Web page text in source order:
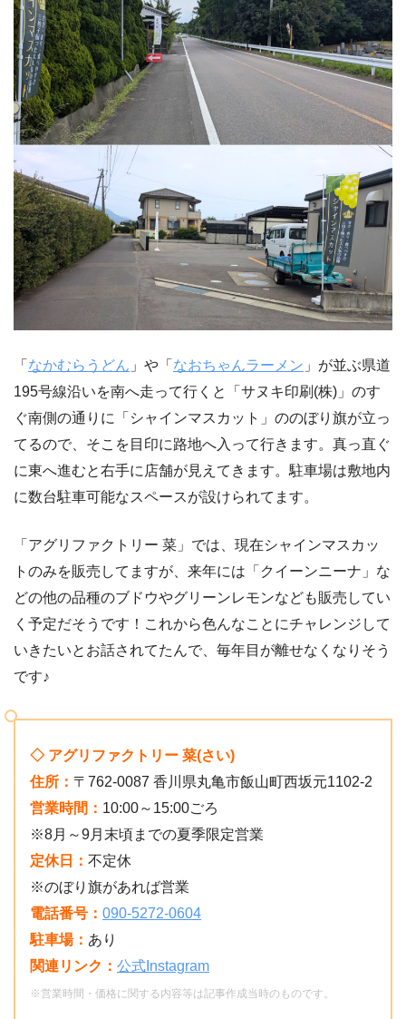
「 なかむらうどん 」や「 なおちゃんラーメン 」が並ぶ県道
195号線沿いを南へ走って行くと「サヌキ印刷(株)」のす
ぐ南側の通りに「シャインマスカット」ののぼり旗が立っ
てるので、そこを目印に路地へ入って行きます。真っ直ぐ
に東へ進むと右手に店舗が見えてきます。駐車場は敷地内
に数台駐車可能なスペースが設けられてます。
「アグリファクトリー 菜」では、現在シャインマスカッ
トのみを販売してますが、来年には「クイーンニーナ」な
どの他の品種のブドウやグリーンレモンなども販売してい
く予定だそうです！これから色んなことにチャレンジして
いきたいとお話されてたんで、毎年目が離せなくなりそう
です♪
◇ アグリファクトリー 菜(さい)
住所： 〒762-0087 香川県丸亀市飯山町西坂元1102-2
営業時間： 10:00～15:00ごろ
※8月～9月末頃までの夏季限定営業
定休日： 不定休
※のぼり旗があれば営業
電話番号： 090-5272-0604
駐車場： あり
関連リンク： 公式Instagram
※営業時間・価格に関する内容等は記事作成当時のものです。